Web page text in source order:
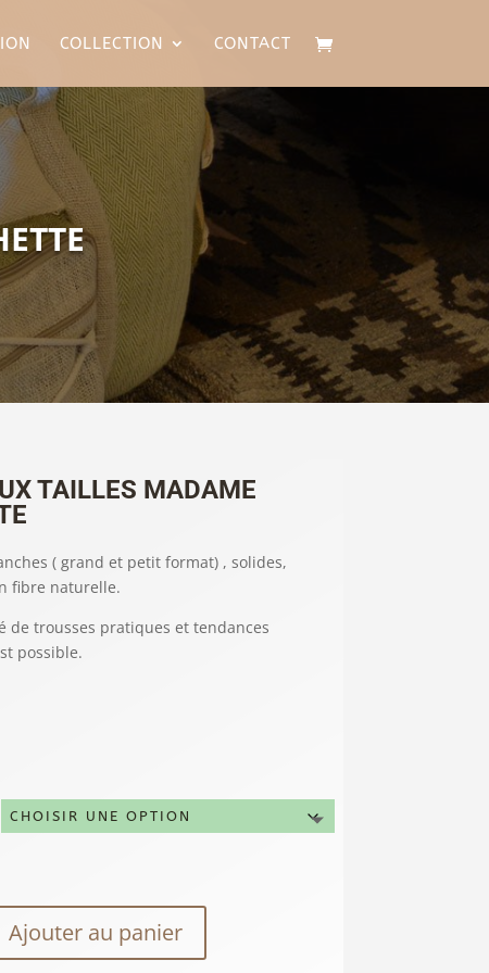
COLLECTION CONTACT
TAILLES MADAME
( grand et petit format) , solides,
fibre naturelle.
de trousses pratiques et tendances
possible.
Ajouter au panier